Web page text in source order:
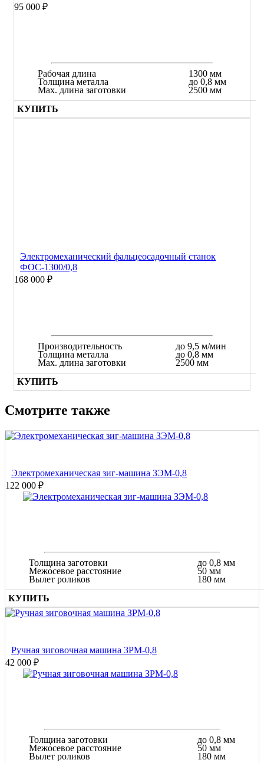
95 000 ₽
Рабочая длина
Толщина металла
Max. длина заготовки
1300 мм
до 0,8 мм
2500 мм
КУПИТЬ
Электромеханический фальцеосадочный станок
ФОС-1300/0,8
168 000 ₽
Производительность
Толщина металла
Max. длина заготовки
до 9,5 м/мин
до 0,8 мм
2500 мм
КУПИТЬ
Смотрите также
Электромеханическая зиг-машина ЗЭМ-0,8
122 000 ₽
Толщина заготовки
Межосевое расстояние
Вылет роликов
до 0,8 мм
50 мм
180 мм
КУПИТЬ
Ручная зиговочная машина ЗРМ-0,8
42 000 ₽
Толщина заготовки
Межосевое расстояние
Вылет роликов
до 0,8 мм
50 мм
180 мм